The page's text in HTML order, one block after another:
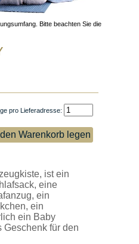
Bitte beachten Sie die
pro Lieferadresse:
ist ein
eine
ein
ein
ein Baby
Geschenk für den